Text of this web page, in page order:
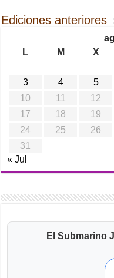
Ediciones anteriores
L
M X
3
4 5
10
11 12
17
18 19
24
25 26
31
« Jul
El Submarino